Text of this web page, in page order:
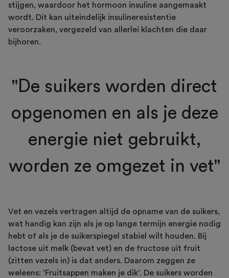
stijgen, waardoor het hormoon insuline aangemaakt
wordt. Dit kan uiteindelijk insulineresistentie
veroorzaken, vergezeld van allerlei klachten die daar
bijhoren.
"De suikers worden direct
opgenomen en als je deze
energie niet gebruikt,
worden ze omgezet in vet"
Vet en vezels vertragen altijd de opname van de suikers,
wat handig kan zijn als je op lange termijn energie nodig
hebt of als je de suikerspiegel stabiel wilt houden. Bij
lactose uit melk (bevat vet) en de fructose uit fruit
(zitten vezels in) is dat anders. Daarom zeggen ze
weleens: ‘Fruitsappen maken je dik’. De suikers worden